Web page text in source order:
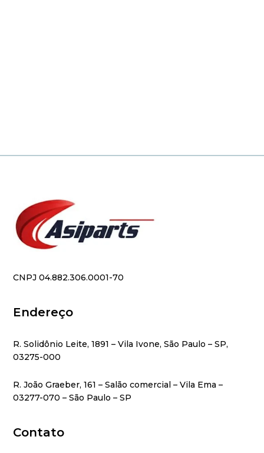
CNPJ 04.882.306.0001-70
Endereço
R. Solidônio Leite, 1891 – Vila Ivone, São Paulo – SP,
03275-000
R. João Graeber, 161 – Salão comercial – Vila Ema –
03277-070 – São Paulo – SP
Contato